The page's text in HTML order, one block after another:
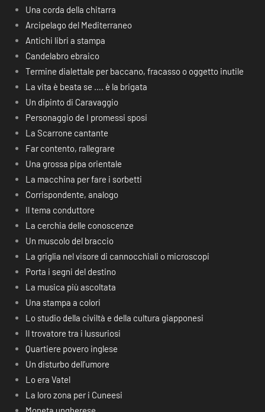
Una corda della chitarra
Arcipelago del Mediterraneo
Antichi libri a stampa
Candelabro ebraico
Termine dialettale per baccano, fracasso o oggetto inutile
La vita è beata se …. è la brigata
Un dipinto di Caravaggio
Personaggio de I promessi sposi
La Scarrone cantante
Far contento, rallegrare
Una grossa pipa orientale
La macchina per fare i sorbetti
Corrispondente, analogo
Il tema conduttore
La cerchia delle conoscenze
Un muscolo del braccio
La griglia nel visore di cannocchiali o microscopi
Porta i segni del destino
La musica più ascoltata
Una stampa a colori
Lo studio della civiltà e della cultura giapponesi
Il trovatore tra i lussuriosi
Quartiere povero inglese
Un disturbo dell’umore
Lo era Vatel
La loro zona per i Cuneesi